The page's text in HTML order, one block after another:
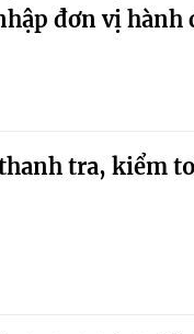
đơn vị hành
tra, kiểm